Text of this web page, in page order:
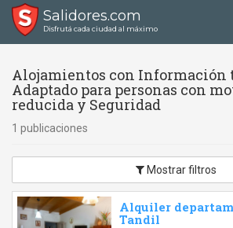
Salidores.com
Disfrutá cada ciudad al máximo
Alojamientos con Información
Adaptado para personas con
reducida y Seguridad
1 publicaciones
Mostrar filtros
Alquiler
Tandil